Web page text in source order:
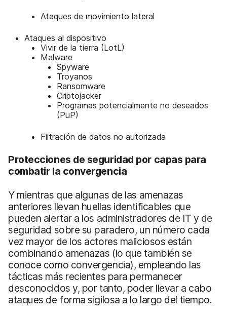
Ataques de movimiento lateral
Ataques al dispositivo
Vivir de la tierra (LotL)
Malware
Spyware
Troyanos
Ransomware
Criptojacker
Programas potencialmente no deseados
(PuP)
Filtración de datos no autorizada
Protecciones de seguridad por capas para
combatir la convergencia
Y mientras que algunas de las amenazas
anteriores llevan huellas identificables que
pueden alertar a los administradores de IT y de
seguridad sobre su paradero, un número cada
vez mayor de los actores maliciosos están
combinando amenazas (lo que también se
conoce como convergencia), empleando las
tácticas más recientes para permanecer
desconocidos y, por tanto, poder llevar a cabo
ataques de forma sigilosa a lo largo del tiempo.